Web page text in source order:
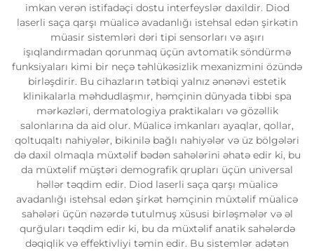
imkan verən istifadəçi dostu interfeyslər daxildir. Diod
laserli saça qarşı müalicə avadanlığı istehsal edən şirkətin
müasir sistemləri dəri tipi sensorları və aşırı
işıqlandırmadan qorunmaq üçün avtomatik söndürmə
funksiyaları kimi bir neçə təhlükəsizlik mexanizmini özündə
birləşdirir. Bu cihazların tətbiqi yalnız ənənəvi estetik
klinikalarla məhdudlaşmır, həmçinin dünyada tibbi spa
mərkəzləri, dermatologiya praktikaları və gözəllik
salonlarına da aid olur. Müalicə imkanları ayaqlar, qollar,
qoltuqaltı nahiyələr, bikinilə bağlı nahiyələr və üz bölgələri
də daxil olmaqla müxtəlif bədən sahələrini əhatə edir ki, bu
da müxtəlif müştəri demografik qrupları üçün universal
həllər təqdim edir. Diod laserli saça qarşı müalicə
avadanlığı istehsal edən şirkət həmçinin müxtəlif müalicə
sahələri üçün nəzərdə tutulmuş xüsusi birləşmələr və əl
qurğuları təqdim edir ki, bu da müxtəlif anatik sahələrdə
dəqiqlik və effektivliyi təmin edir. Bu sistemlər adətən